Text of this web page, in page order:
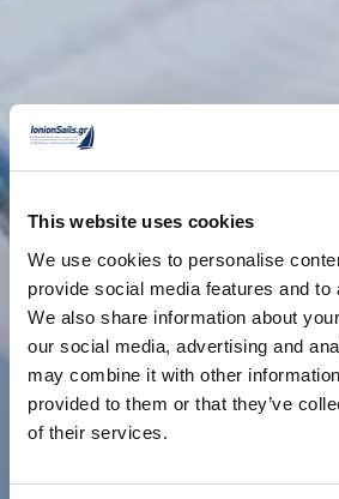
This website uses cookies
We use cookies to personalise
provide social media features and to
We also share information about
our social media, advertising and
may combine it with other
provided to them or that they’ve
of their services.